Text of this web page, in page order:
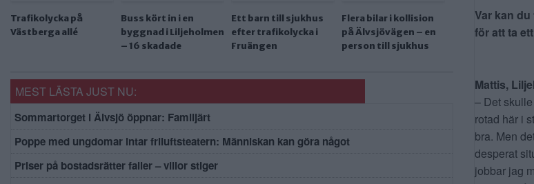
Trafikolycka på
Västberga allé
Buss kört in i en
byggnad i Liljeholmen
– 16 skadade
Ett barn till sjukhus
efter trafikolycka i
Fruängen
Flera bilar i kollision
på Älvsjövägen – en
person till sjukhus
MEST LÄSTA JUST NU:
Sommartorget i Älvsjö öppnar: Familjärt
Poppe med ungdomar intar friluftsteatern: Människan kan göra något
Priser på bostadsrätter faller – villor stiger
Var kan
för att ta
Mattis,
– Det
rotad här i
bra. Men
desperat
jobbar jag